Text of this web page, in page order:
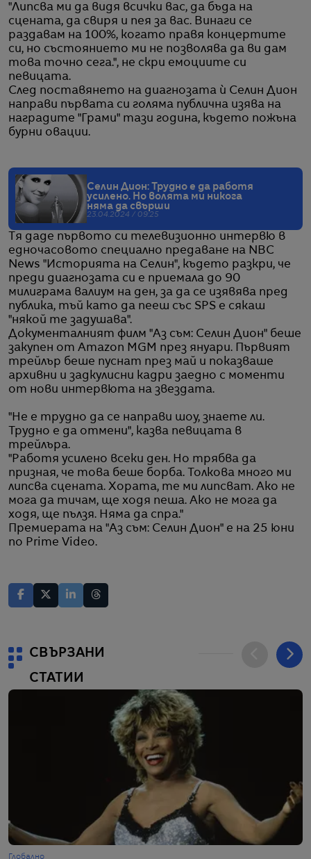
"Липсва ми да видя всички вас, да бъда на
сцената, да свиря и пея за вас. Винаги се
раздавам на 100%, когато правя концертите
си, но състоянието ми не позволява да ви дам
това точно сега.", не скри емоциите си
певицата.
След поставянето на диагнозата ѝ Селин Дион
направи първата си голяма публична изява на
наградите "Грами" тази година, където пожъна
бурни овации.
Селин Дион: Трудно е да работя
усилено. Но волята ми никога
няма да свърши
23.04.2024 / 09:25
Тя даде първото си телевизионно интервю в
едночасовото специално предаване на NBC
News "Историята на Селин", където разкри, че
преди диагнозата си е приемала до 90
милиграма валиум на ден, за да се изявява пред
публика, тъй като да пееш със SPS е сякаш
"някой те задушава".
Документалният филм "Аз съм: Селин Дион" беше
закупен от Amazon MGM през януари. Първият
трейлър беше пуснат през май и показваше
архивни и задкулисни кадри заедно с моменти
от нови интервюта на звездата.
"Не е трудно да се направи шоу, знаете ли.
Трудно е да отмени", казва певицата в
трейлъра.
"Работя усилено всеки ден. Но трябва да
призная, че това беше борба. Толкова много ми
липсва сцената. Хората, те ми липсват. Ако не
мога да тичам, ще ходя пеша. Ако не мога да
ходя, ще пълзя. Няма да спра."
Премиерата на "Аз съм: Селин Дион" е на 25 юни
по Prime Video.
СВЪРЗАНИ
СТАТИИ
Глобално